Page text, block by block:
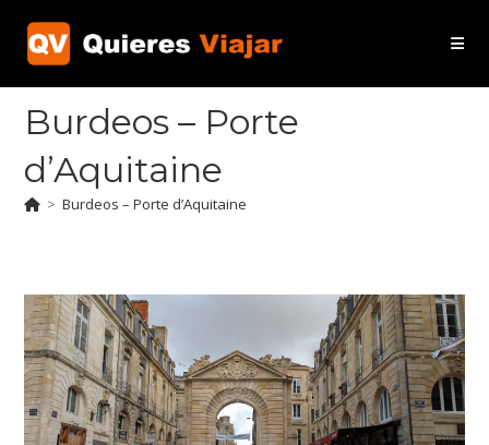
contenido
Burdeos – Porte
d’Aquitaine
> Burdeos – Porte d’Aquitaine